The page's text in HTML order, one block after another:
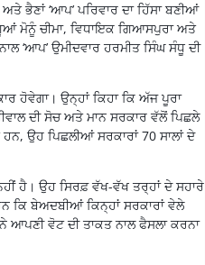
ਭੈਣਾਂ ‘ਆਪ’ ਪਰਿਵਾਰ ਦਾ ਹਿੱਸਾ ਬਣੀਆਂ
ਮੋਨੂੰ ਚੀਮਾ, ਵਿਧਾਇਕ ਗਿਆਸਪੁਰਾ ਅਤੇ
‘ਆਪ’ ਉਮੀਦਵਾਰ ਹਰਮੀਤ ਸਿੰਘ ਸੰਧੂ ਦੀ
ਹੋਵੇਗਾ। ਉਨ੍ਹਾਂ ਕਿਹਾ ਕਿ ਅੱਜ ਪੂਰਾ
ਦੀ ਸੋਚ ਅਤੇ ਮਾਨ ਸਰਕਾਰ ਵੱਲੋਂ ਪਿਛਲੇ
ਉਹ ਪਿਛਲੀਆਂ ਸਰਕਾਰਾਂ 70 ਸਾਲਾਂ ਦੇ
ਹੈ। ਉਹ ਸਿਰਫ਼ ਵੱਖ-ਵੱਖ ਤਰ੍ਹਾਂ ਦੇ ਸਹਾਰੇ
ਕਿ ਬੇਅਦਬੀਆਂ ਕਿਨ੍ਹਾਂ ਸਰਕਾਰਾਂ ਵੇਲੇ
ਆਪਣੀ ਵੋਟ ਦੀ ਤਾਕਤ ਨਾਲ ਫੈਸਲਾ ਕਰਨਾ